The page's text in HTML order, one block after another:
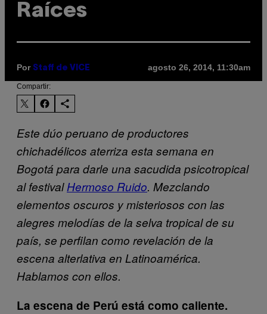
Raíces
Por Staff de VICE agosto 26, 2014, 11:30am
Compartir:
Este dúo peruano de productores
chichadélicos aterriza esta semana en
Bogotá para darle una sacudida psicotropical
al festival Hermoso Ruido. Mezclando
elementos oscuros y misteriosos con las
alegres melodías de la selva tropical de su
país, se perfilan como revelación de la
escena alterlativa en Latinoamérica.
Hablamos con ellos.
La escena de Perú está como caliente.